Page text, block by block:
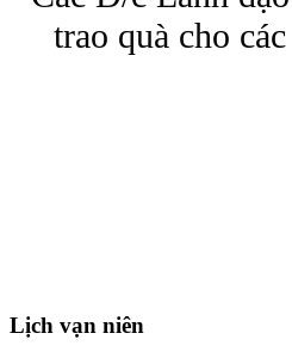
trao quà cho
Lịch vạn niên